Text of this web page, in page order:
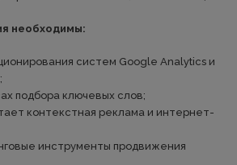
необходимы:
систем Google Analytics и
подбора ключевых слов;
контекстная реклама и интернет-
инструменты продвижения